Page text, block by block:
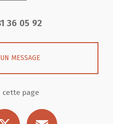
36 05 92
MESSAGE
cette page